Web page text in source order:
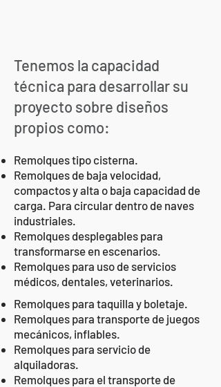
Tenemos la capacidad
técnica para desarrollar su
proyecto sobre diseños
propios como:
Remolques tipo cisterna.
Remolques de baja velocidad,
compactos y alta o baja capacidad de
carga. Para circular dentro de naves
industriales.
Remolques desplegables para
transformarse en escenarios.
Remolques para uso de servicios
médicos, dentales, veterinarios.
Remolques para taquilla y boletaje.
Remolques para transporte de juegos
mecánicos, inflables.
Remolques para servicio de
alquiladoras.
Remolques para el transporte de